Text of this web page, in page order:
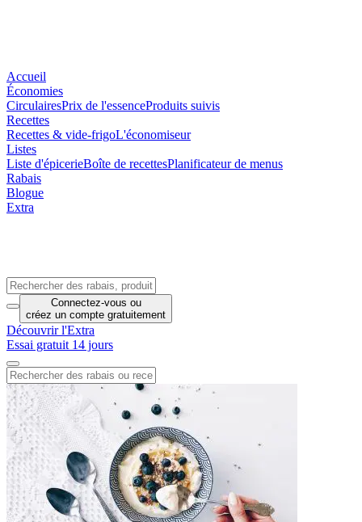
Accueil
Économies
CirculairesPrix de l'essenceProduits suivis
Recettes
Recettes & vide-frigoL'économiseur
Listes
Liste d'épicerieBoîte de recettesPlanificateur de menus
Rabais
Blogue
Extra
Connectez-vous ou
créez un compte gratuitement
Découvrir l'Extra
Essai gratuit 14 jours